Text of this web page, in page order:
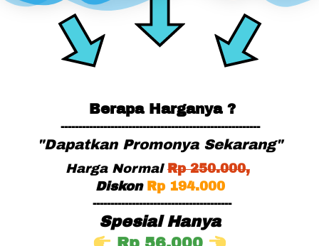
Berapa Harganya ?
--------------------------------------------------------
"Dapatkan Promonya Sekarang"
Harga Normal Rp 250.000,
Diskon
Rp 194.000
---------------------------------------
Spesial Hanya